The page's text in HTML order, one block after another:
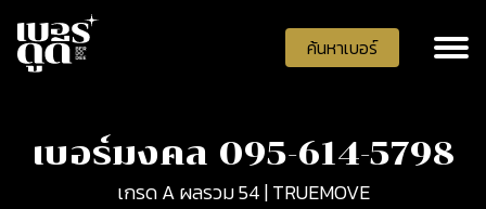
ค้นหาเบอร์
เบอร์มงคล 095-614-5798
เกรด A ผลรวม 54 | TRUEMOVE